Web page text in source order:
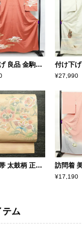
付け下げ 良品 金駒刺繍 綸子 正絹 古典柄 袷仕立て 身丈158cm 裄丈66cm 箔 刺繍 金彩 附下 着物 赤・朱
¥27,990
名古屋帯 太鼓柄 正絹 花柄 名古屋仕立て なごや帯 リサイクル帯 帯 刺繍 金糸 ベージュ
¥17,190
テム